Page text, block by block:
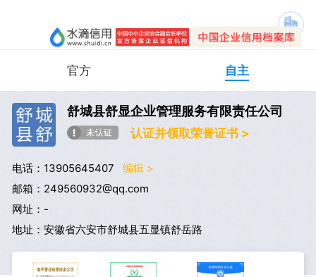
官方 自主
舒城县舒显企业管理服务有限责任公司
认证并领取荣誉证书 >
电话：13905645407
编辑 >
邮箱：249560932@qq.com
网址：-
地址：安徽省六安市舒城县五显镇舒岳路